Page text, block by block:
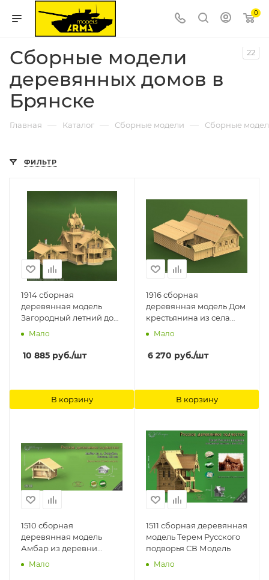
0
Сборные модели
деревянных домов в
Брянске
22
Главная — Каталог — Сборные модели — Сборные
ФИЛЬТР
1914 сборная
деревянная модель
Загородный летний дом
СВ Модель
Мало
10 885 руб./шт
В корзину
1916 сборная
деревянная модель Дом
крестьянина из села
Илькино СВ Модель
Мало
6 270 руб./шт
В корзину
1510 сборная
деревянная модель
Амбар из деревни
Коккойла СВ Модель
Мало
1511 сборная деревянная
модель Терем Русского
подворья СВ Модель
Мало